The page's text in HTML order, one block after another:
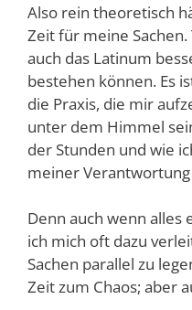
Also rein theoretisch
Zeit für meine
auch das Latinum
bestehen können. Es
die Praxis, die mir
unter dem Himmel
der Stunden und wie
meiner
Denn auch wenn alles
ich mich oft dazu
Sachen parallel zu
Zeit zum Chaos; aber